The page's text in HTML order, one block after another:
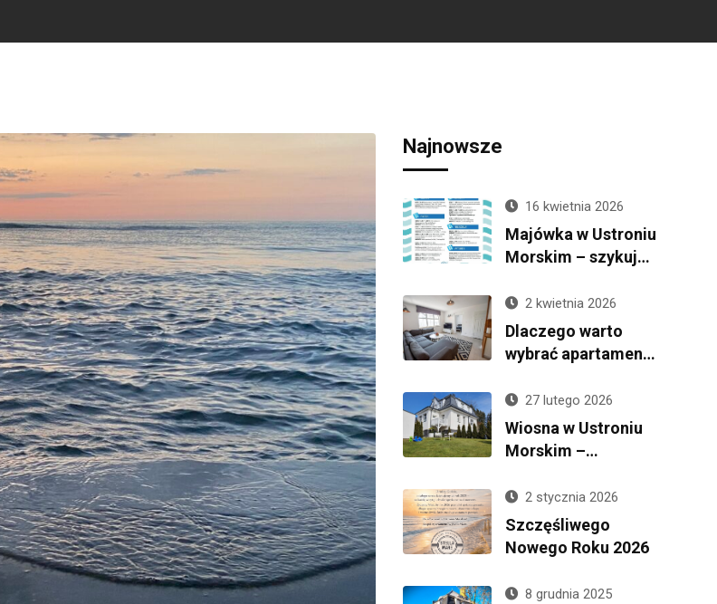
Najnowsze
16 kwietnia 2026
Majówka w Ustroniu
Morskim – szykuje
atmosfera!
2 kwietnia 2026
Dlaczego warto
wybrać apartament
hotelu?
27 lutego 2026
Wiosna w Ustroniu
Morskim –
przyjechać nad
morze poza
sezonem?
2 stycznia 2026
Szczęśliwego
Nowego Roku 2026
8 grudnia 2025